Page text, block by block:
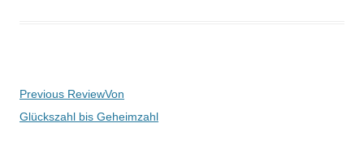
Beitragsnavigation
Previous ReviewVon
Glückszahl bis Geheimzahl